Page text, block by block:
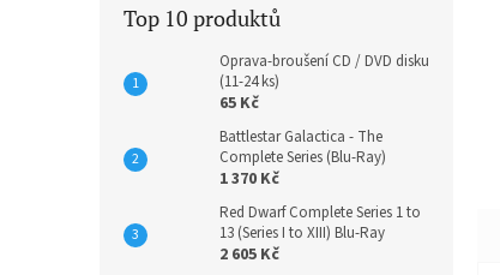
Top 10 produktů
Oprava-broušení CD / DVD disku
(11-24 ks)
65 Kč
Battlestar Galactica - The
Complete Series (Blu-Ray)
1 370 Kč
Red Dwarf Complete Series 1 to
13 (Series I to XIII) Blu-Ray
2 605 Kč